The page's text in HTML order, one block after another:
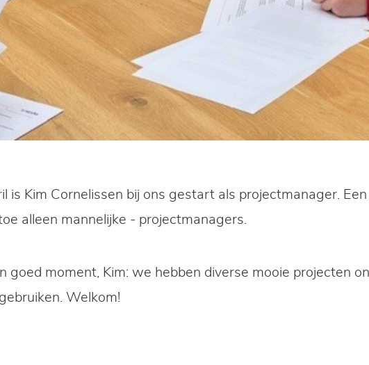
is Kim Cornelissen bij ons gestart als projectmanager.
alleen mannelijke - projectmanagers.
goed moment, Kim: we hebben diverse mooie projecten
Welkom!